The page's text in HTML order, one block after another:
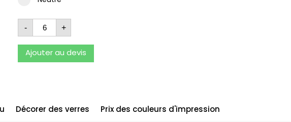
- +
Ajouter au devis
Décorer des verres Prix des couleurs d'impression